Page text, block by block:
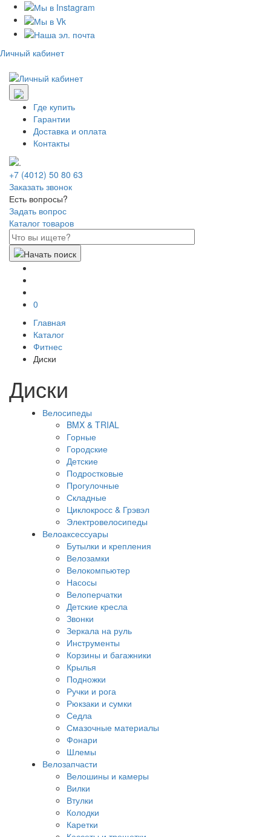
Личный кабинет
Где купить
Гарантии
Доставка и оплата
Контакты
+7 (4012) 50 80 63
Заказать звонок
Есть вопросы?
Задать вопрос
Каталог товаров
0
Главная
Каталог
Фитнес
Диски
Диски
Велосипеды
BMX & TRIAL
Горные
Городские
Детские
Подростковые
Прогулочные
Складные
Циклокросс & Грэвэл
Электровелосипеды
Велоаксессуары
Бутылки и крепления
Велозамки
Велокомпьютер
Насосы
Велоперчатки
Детские кресла
Звонки
Зеркала на руль
Инструменты
Корзины и багажники
Крылья
Подножки
Ручки и рога
Рюкзаки и сумки
Седла
Смазочные материалы
Фонари
Шлемы
Велозапчасти
Велошины и камеры
Вилки
Втулки
Колодки
Каретки